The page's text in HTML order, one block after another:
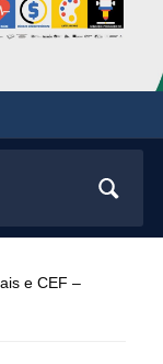
e CEF –